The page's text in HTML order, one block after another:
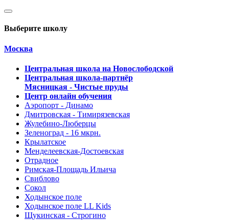
Выберите школу
Москва
Центральная школа на Новослободской
Центральная школа-партнёр
Мясницкая - Чистые пруды
Центр онлайн обучения
Аэропорт - Динамо
Дмитровская - Тимирязевская
Жулебино-Люберцы
Зеленоград - 16 мкрн.
Крылатское
Менделеевская-Достоевская
Отрадное
Римская-Площадь Ильича
Свиблово
Сокол
Ходынское поле
Ходынское поле LL Kids
Щукинская - Строгино